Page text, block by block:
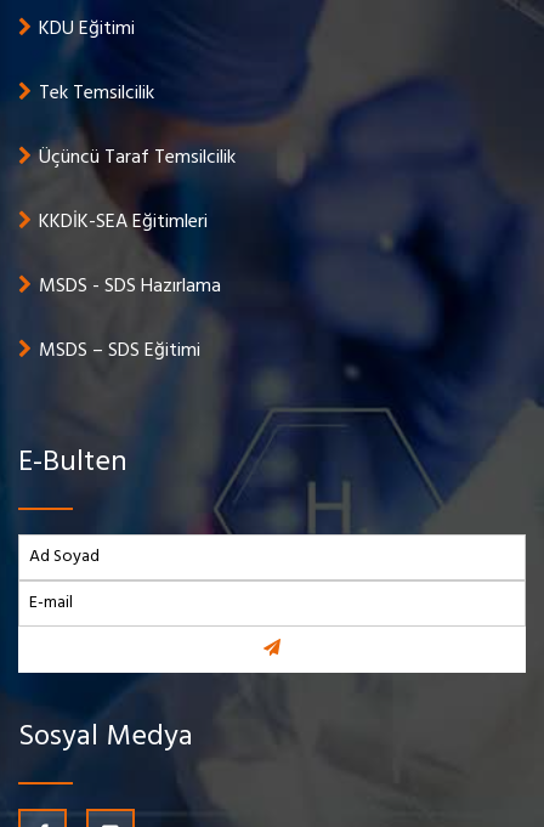
KDU Eğitimi
Tek Temsilcilik
Üçüncü Taraf Temsilcilik
KKDİK-SEA Eğitimleri
MSDS - SDS Hazırlama
MSDS – SDS Eğitimi
E-Bulten
Sosyal Medya